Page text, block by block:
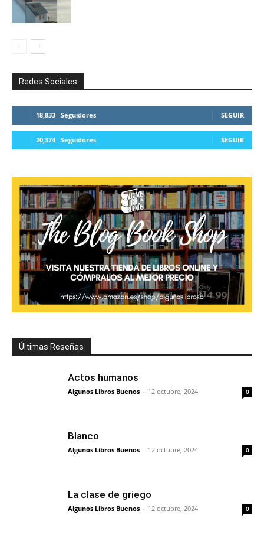
Redes Sociales
18,833 Seguidores SEGUIR
20,374 Seguidores SEGUIR
Últimas Reseñas
Actos humanos
Algunos Libros Buenos - 12 octubre, 2024 0
Blanco
Algunos Libros Buenos - 12 octubre, 2024 0
La clase de griego
Algunos Libros Buenos - 12 octubre, 2024 0